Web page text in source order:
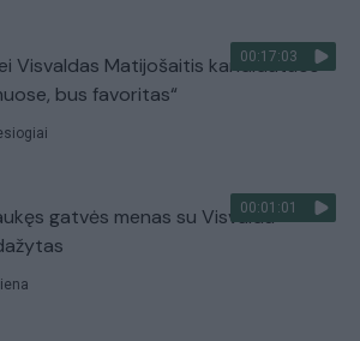
00:17:03
Visvaldas Matijošaitis kandidatuos
bus favoritas“
00:01:01
gatvės menas su Visvaldu